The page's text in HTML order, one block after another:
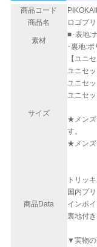
商品コード
商品名
ロゴプ
素材
■･表地:
･裏地:
サイズ
【ユニ
ユニセ
ユニセ
ユニセ
★メンズ
す。
★メンズ
商品Data
トリッ
国内プ
インポイ
裏地付
▼実物の